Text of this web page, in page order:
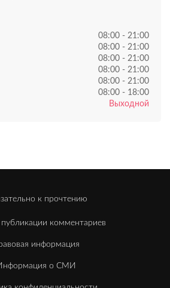
08:00 - 21:00
08:00 - 21:00
08:00 - 21:00
08:00 - 21:00
08:00 - 21:00
08:00 - 18:00
Выходной
к прочтению
комментариев
информация
о СМИ